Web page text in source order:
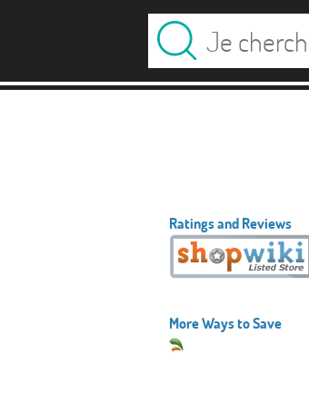
Ratings and Reviews
More Ways to Save